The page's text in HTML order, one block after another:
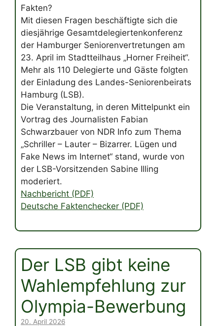
Fakten?
Mit diesen Fragen beschäftigte sich die
diesjährige Gesamtdelegiertenkonferenz
der Hamburger Seniorenvertretungen am
23. April im Stadtteilhaus „Horner Freiheit“.
Mehr als 110 Delegierte und Gäste folgten
der Einladung des Landes-Seniorenbeirats
Hamburg (LSB).
Die Veranstaltung, in deren Mittelpunkt ein
Vortrag des Journalisten Fabian
Schwarzbauer von NDR Info zum Thema
„Schriller – Lauter – Bizarrer. Lügen und
Fake News im Internet“ stand, wurde von
der LSB-Vorsitzenden Sabine Illing
moderiert.
Nachbericht (PDF)
Deutsche Faktenchecker (PDF)
Der LSB gibt keine
Wahlempfehlung zur
Olympia-Bewerbung
20. April 2026